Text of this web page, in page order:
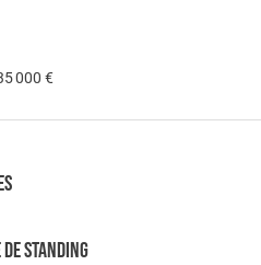
000 €
standing